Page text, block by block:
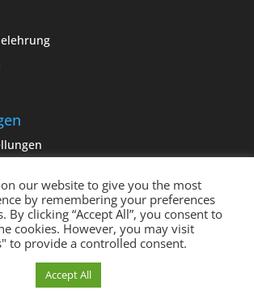
2023 | Designed by
| Supported by
our website to give you the most
by remembering your preferences
By clicking “Accept All”, you consent to
cookies. However, you may visit
to provide a controlled consent.
Accept All